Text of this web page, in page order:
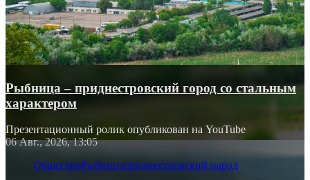
Рыбница – приднестровский город со стальным
характером
Презентационный ролик опубликован на YouTube
06 Авг., 2026, 13:05
ОбществоРыбницаприднестровский народ